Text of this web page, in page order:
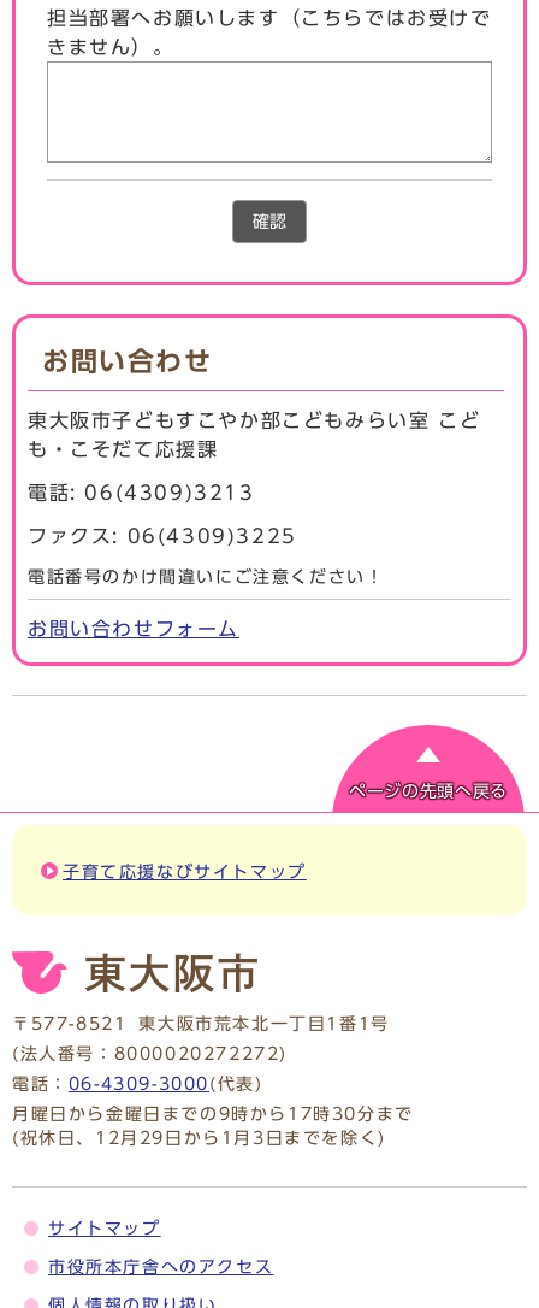
担当部署へお願いします（こちらではお受けで
きません）。
確認
お問い合わせ
東大阪市子どもすこやか部こどもみらい室 こど
も・こそだて応援課
電話: 06(4309)3213
ファクス: 06(4309)3225
電話番号のかけ間違いにご注意ください！
お問い合わせフォーム
ページの先頭へ戻る
子育て応援なびサイトマップ
〒577-8521
東大阪市荒本北一丁目1番1号
(法人番号：8000020272272)
電話： 06-4309-3000 (代表)
月曜日から金曜日までの9時から17時30分まで
(祝休日、12月29日から1月3日までを除く)
サイトマップ
市役所本庁舎へのアクセス